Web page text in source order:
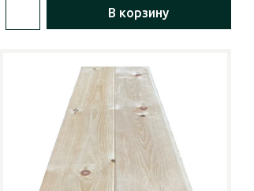
В корзину